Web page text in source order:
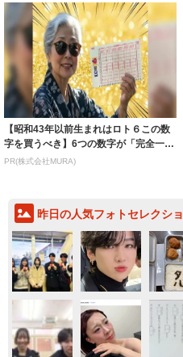
【昭和43年以前生まれはロト６この数
字を買うべき】6つの数字が「完全一
致」する方...
PR(株式会社MURA)
昨日の人気フォトセレクシ